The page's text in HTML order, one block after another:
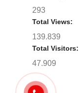
293
Total Views:
139.839
Total Visitors:
47.909